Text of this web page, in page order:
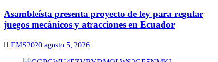
Asambleísta presenta proyecto de ley para regular
juegos mecánicos y atracciones en Ecuador
EMS2020 agosto 5, 2026